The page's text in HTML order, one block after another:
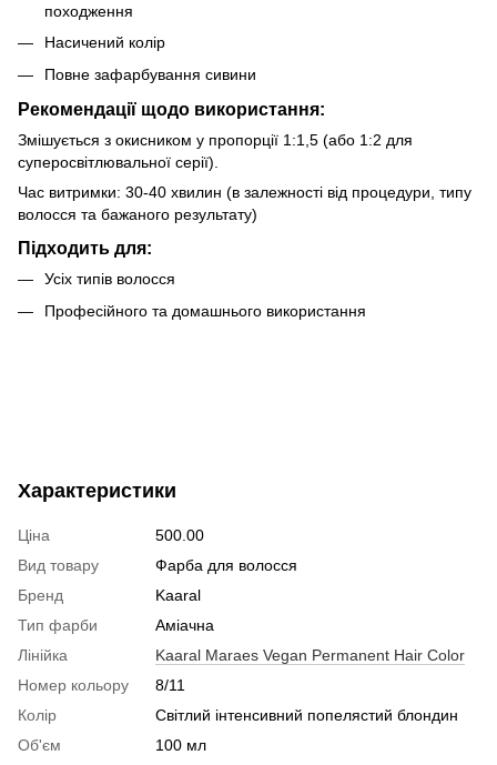
походження
Насичений колір
Повне зафарбування сивини
Рекомендації щодо використання:
Змішується з окисником у пропорції 1:1,5 (або 1:2 для
суперосвітлювальної серії).
Час витримки: 30-40 хвилин (в залежності від процедури, типу
волосся та бажаного результату)
Підходить для:
Усіх типів волосся
Професійного та домашнього використання
Характеристики
Ціна
500.00
Вид товару
Фарба для волосся
Бренд
Kaaral
Тип фарби
Аміачна
Лінійка
Kaaral Maraes Vegan Permanent Hair Color
Номер кольору
8/11
Колір
Світлий інтенсивний попелястий блондин
Об'єм
100 мл